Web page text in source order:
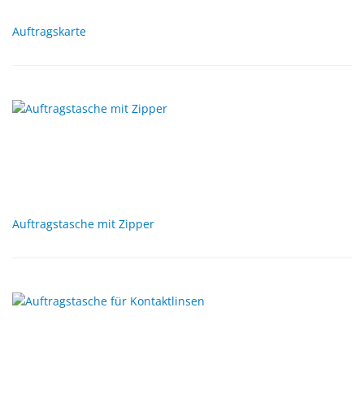
Auftragskarte
Auftragstasche mit Zipper